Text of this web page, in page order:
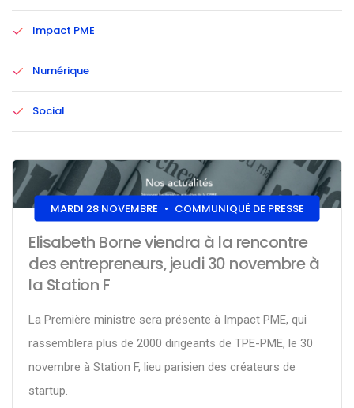
Impact PME
Numérique
Social
MARDI 28 NOVEMBRE • COMMUNIQUÉ DE PRESSE
Elisabeth Borne viendra à la rencontre
des entrepreneurs, jeudi 30 novembre à
la Station F
La Première ministre sera présente à Impact PME, qui
rassemblera plus de 2000 dirigeants de TPE-PME, le 30
novembre à Station F, lieu parisien des créateurs de
startup.